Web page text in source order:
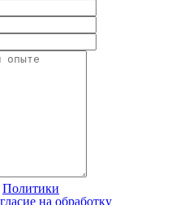
Политики
на обработку